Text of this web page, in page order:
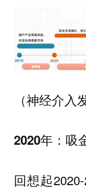
（神经介入
2020年：吸
回想起